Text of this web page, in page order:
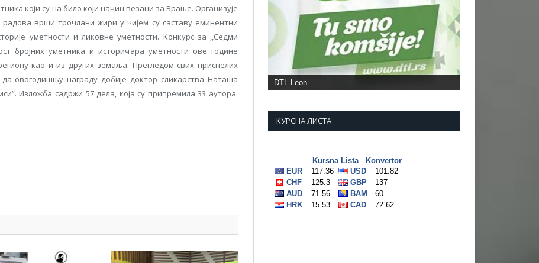
који су на било који начин везани за Врање. Организује
врши трочлани жири у чијем су саставу еминентни
уметности и ликовне уметности. Конкурс за ,,Седми
бројних уметника и историчара уметности ове године
као и из других земаља. Прегледом свих приспелих
овогодишњу награду добије доктор сликарства Наташа
Изложба садржи 57 дела, која су припремила 33 аутора.
DTL Leon
КУРСНА ЛИСТА